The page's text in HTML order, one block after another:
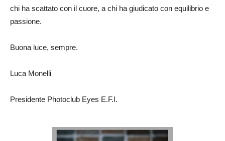
chi ha scattato con il cuore, a chi ha giudicato con equilibrio e
passione.
Buona luce, sempre.
Luca Monelli
Presidente Photoclub Eyes E.F.I.